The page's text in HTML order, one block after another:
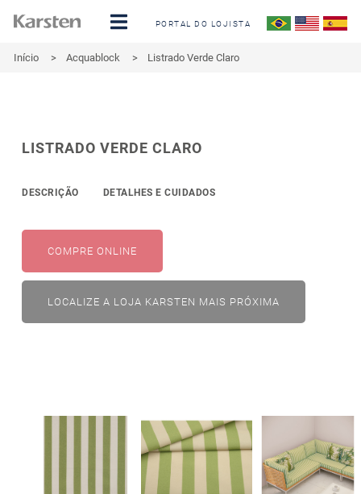
PORTAL DO LOJISTA
Início > Acquablock > Listrado Verde Claro
LISTRADO VERDE CLARO
DESCRIÇÃO DETALHES E CUIDADOS
COMPRE ONLINE
LOCALIZE A LOJA KARSTEN MAIS PRÓXIMA